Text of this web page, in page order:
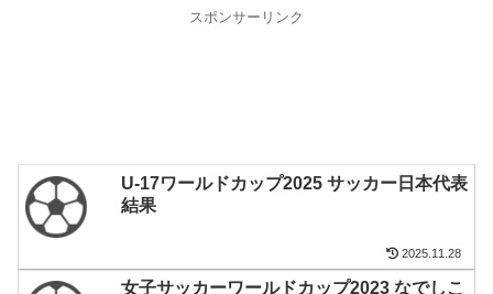
スポンサーリンク
U-17ワールドカップ2025 サッカー日本代表
結果
2025.11.28
女子サッカーワールドカップ2023 なでしこ